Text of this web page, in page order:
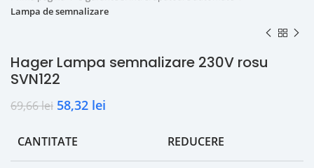
Lampa de semnalizare
Hager Lampa semnalizare 230V rosu
SVN122
69,66lei 58,32 lei
CANTITATE REDUCERE